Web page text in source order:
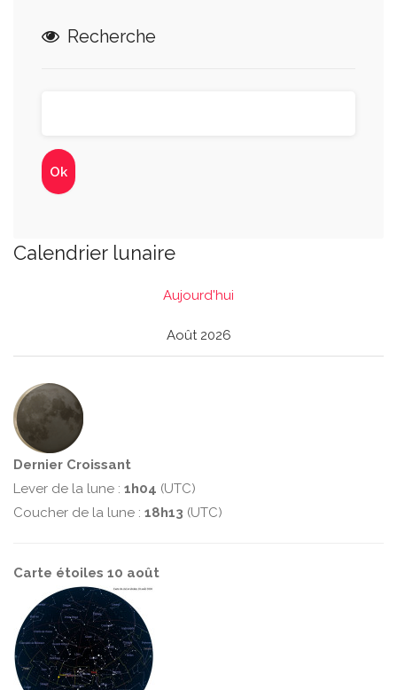
Recherche
Calendrier lunaire
Aujourd'hui
Août 2026
Dernier Croissant
Lever de la lune : 1h04 (UTC)
Coucher de la lune : 18h13 (UTC)
Carte étoiles 10 août